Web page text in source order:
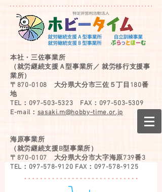
本社・三佐事業所
（就労継続支援Ａ型事業所／ 就労移行支援事
業所）
〒870-0108 大分県大分市三佐５丁目180番
地
TEL：097-503-5323 FAX：097-503-5309
E-mail： sasaki.m@hobby-time.or.jp
海原事業所
（就労継続支援B型事業所）
〒870-0107 大分県大分市大字海原739番3
TEL：097-578-9120 FAX：097-578-9125